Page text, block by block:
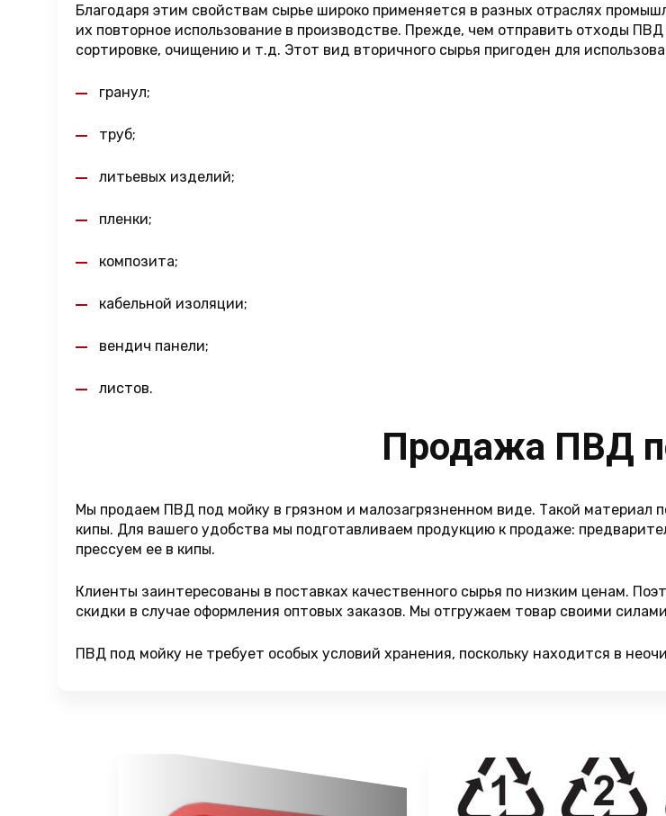
Благодаря этим свойствам сырье широко применяется в разных отраслях
их повторное использование в производстве. Прежде, чем отправить отходы
сортировке, очищению и т.д. Этот вид вторичного сырья пригоден для
гранул;
труб;
литьевых изделий;
пленки;
композита;
кабельной изоляции;
вендич панели;
листов.
Продажа ПВД
Мы продаем ПВД под мойку в грязном и малозагрязненном виде. Такой материал
кипы. Для вашего удобства мы подготавливаем продукцию к продаже:
прессуем ее в кипы.
Клиенты заинтересованы в поставках качественного сырья по низким ценам.
скидки в случае оформления оптовых заказов. Мы отгружаем товар своими
ПВД под мойку не требует особых условий хранения, поскольку находится в